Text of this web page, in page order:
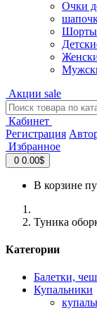
Очки
Шорты
Акции sale
Кабинет
Регистрация
Избранное
0 0.00$
В корзине
Туника
Категории
Балетки,
Купальники